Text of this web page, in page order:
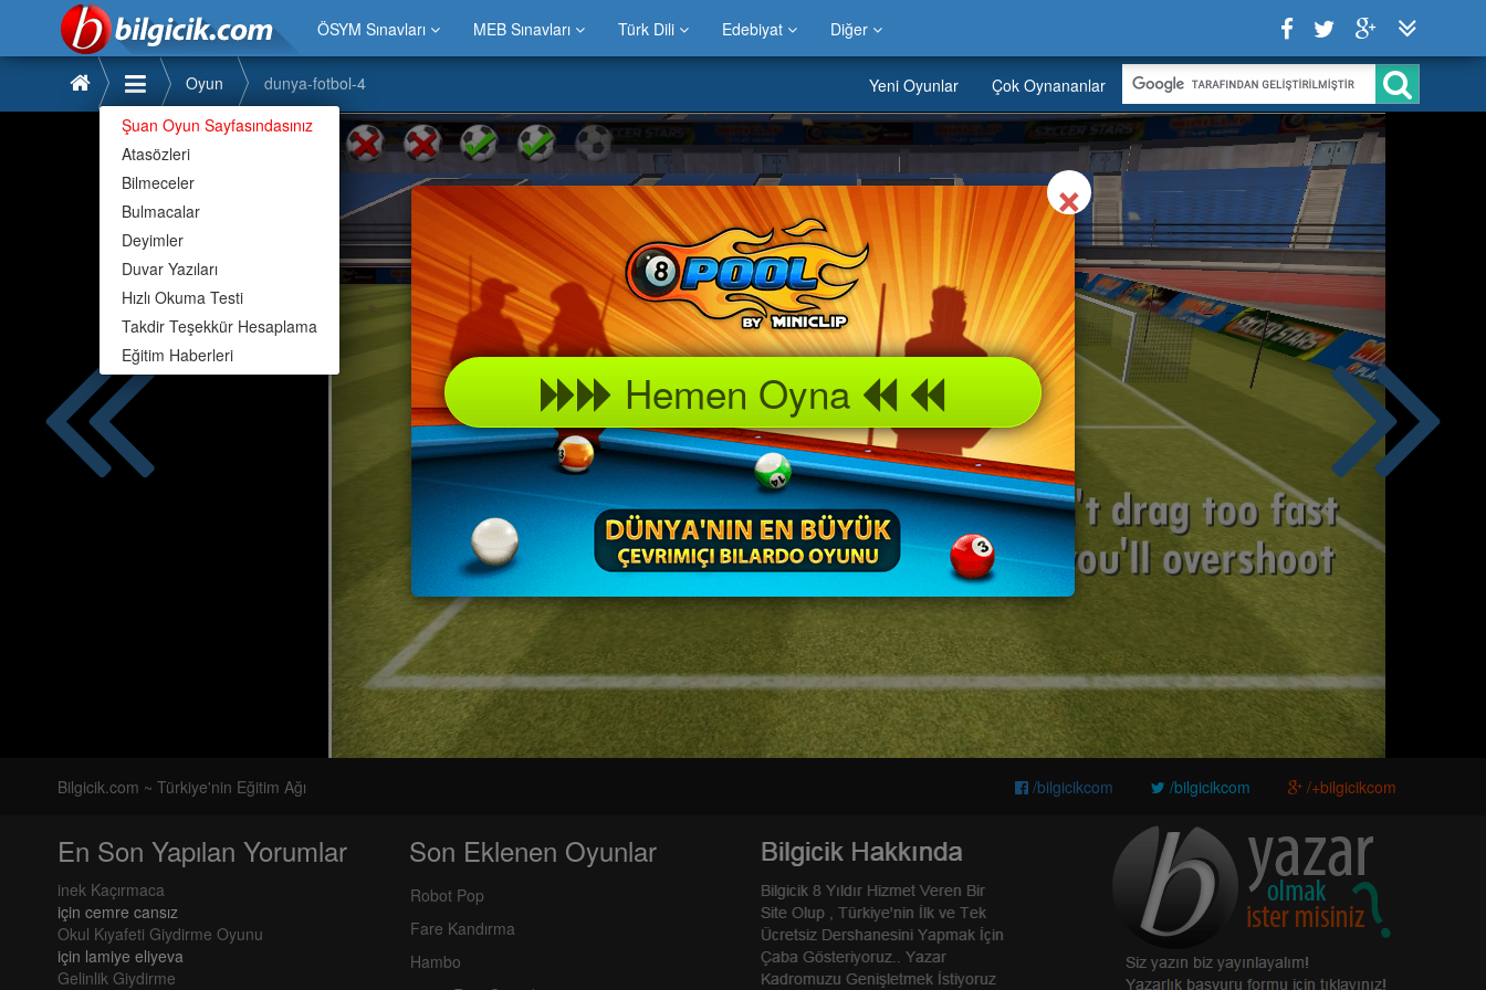
ÖSYM Sınavları MEB Sınavları Türk Dili Edebiyat Diğer
Şuan Oyun Sayfasındasınız
Atasözleri
Bilmeceler
Bulmacalar
Deyimler
Duvar Yazıları
Hızlı Okuma Testi
Takdir Teşekkür Hesaplama
Eğitim Haberleri
Oyun dunya-fotbol-4 Yeni Oyunlar Çok Oynananlar
Bilgicik.com ~ Türkiye'nin Eğitim Ağı /bilgicikcom /bilgicikcom /+bilgicikcom
En Son Yapılan Yorumlar
inek Kaçırmaca
için cemre cansız
Okul Kıyafeti Giydirme Oyunu
için lamiye eliyeva
Gelinlik Giydirme
Son Eklenen Oyunlar
Robot Pop
Fare Kandırma
Hambo
×Close
Hemen Oyna